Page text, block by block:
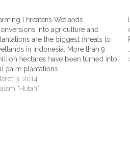
Threatens Wetlands
into agriculture and
are the biggest threats to
in Indonesia. More than 9
hectares have been turned into
palm plantations.
3, 2014
"Hutan"